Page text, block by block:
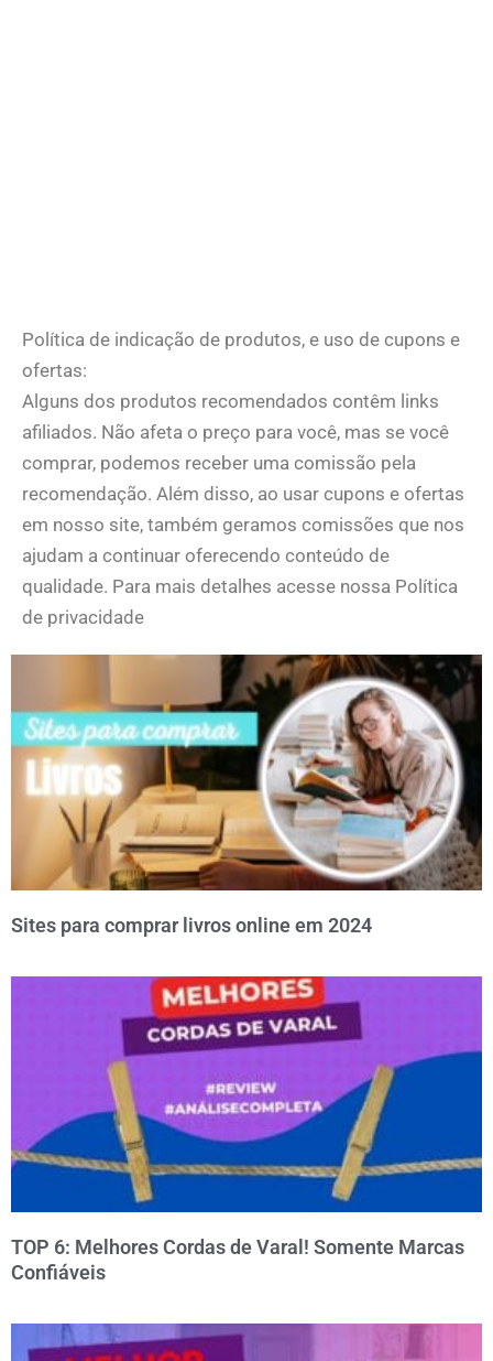
Política de indicação de produtos, e uso de cupons e
ofertas:
Alguns dos produtos recomendados contêm links
afiliados. Não afeta o preço para você, mas se você
comprar, podemos receber uma comissão pela
recomendação. Além disso, ao usar cupons e ofertas
em nosso site, também geramos comissões que nos
ajudam a continuar oferecendo conteúdo de
qualidade. Para mais detalhes acesse nossa Política
de privacidade
Sites para comprar livros online em 2024
TOP 6: Melhores Cordas de Varal! Somente Marcas
Confiáveis